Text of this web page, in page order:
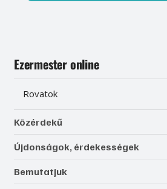
Ezermester online
Rovatok
Közérdekű
Újdonságok, érdekességek
Bemutatjuk